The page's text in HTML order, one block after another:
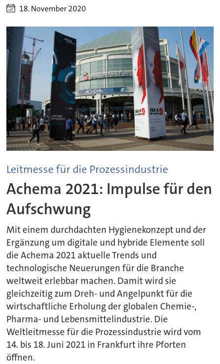
18. November 2020
Leitmesse für die Prozessindustrie
Achema 2021: Impulse für den
Aufschwung
Mit einem durchdachten Hygienekonzept und der
Ergänzung um digitale und hybride Elemente soll
die Achema 2021 aktuelle Trends und
technologische Neuerungen für die Branche
weltweit erlebbar machen. Damit wird sie
gleichzeitig zum Dreh- und Angelpunkt für die
wirtschaftliche Erholung der globalen Chemie-,
Pharma- und Lebensmittelindustrie. Die
Weltleitmesse für die Prozessindustrie wird vom
14. bis 18. Juni 2021 in Frankfurt ihre Pforten
öffnen.